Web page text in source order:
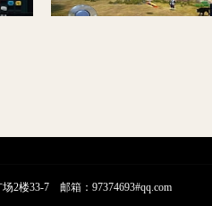
2楼33-7 邮箱：97374693#qq.com